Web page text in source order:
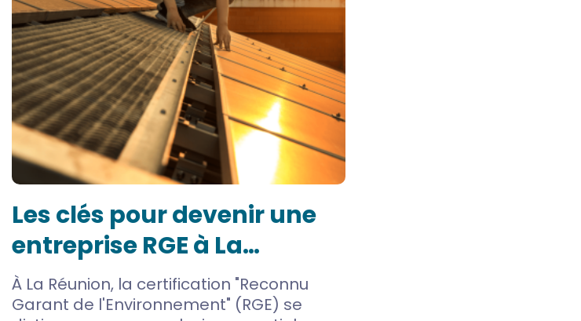
Les clés pour devenir une
entreprise RGE à La
Réunion
À La Réunion, la certification "Reconnu
Garant de l'Environnement" (RGE) se